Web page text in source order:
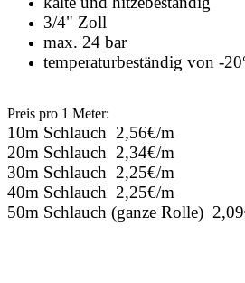
3/4" Zoll
max. 24 bar
temperaturbeständig von -
Preis pro 1 Meter:
10m Schlauch 2,56€/m
20m Schlauch 2,34€/m
30m Schlauch 2,25€/m
40m Schlauch 2,25€/m
50m Schlauch (ganze Rolle)